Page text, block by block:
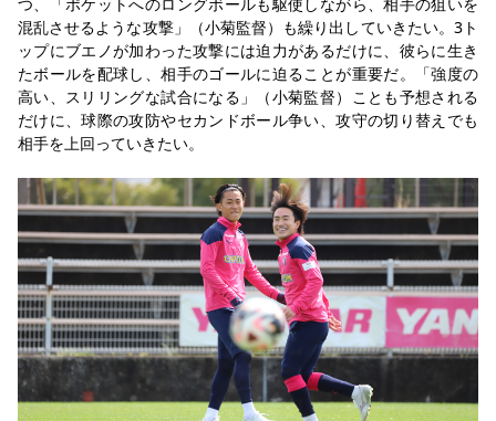
混乱させるような攻撃」（小菊監督）も繰り出していきたい。3ト
ップにブエノが加わった攻撃には迫力があるだけに、彼らに生き
たボールを配球し、相手のゴールに迫ることが重要だ。「強度の
高い、スリリングな試合になる」（小菊監督）ことも予想される
だけに、球際の攻防やセカンドボール争い、攻守の切り替えでも
相手を上回っていきたい。